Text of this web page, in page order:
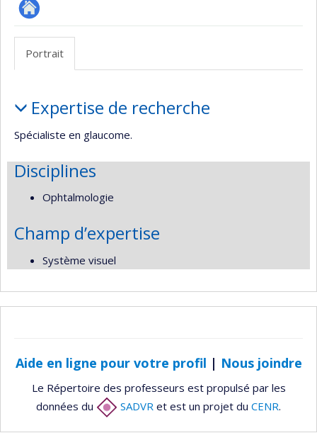
ResearchGate
Portrait
Expertise de recherche
Spécialiste en glaucome.
Disciplines
Ophtalmologie
Champ d’expertise
Système visuel
Aide en ligne pour votre profil | Nous joindre
Le Répertoire des professeurs est propulsé par les
données du
SADVR et est un projet du CENR.